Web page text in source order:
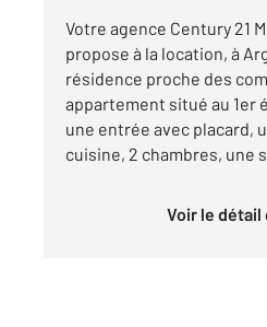
Votre agence Century 21
propose à la location, à
résidence proche des
appartement situé au 1er
une entrée avec placard,
cuisine, 2 chambres, une
Voir le